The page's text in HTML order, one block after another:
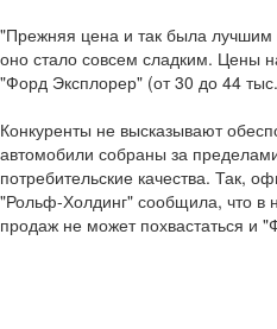
"Прежняя цена и так была лучшим
оно стало совсем сладким. Цены
"Форд Эксплорер" (от 30 до 44
Конкуренты не высказывают
автомобили собраны за
потребительские качества. Так,
"Рольф-Холдинг" сообщила, что в
продаж не может похвастаться и